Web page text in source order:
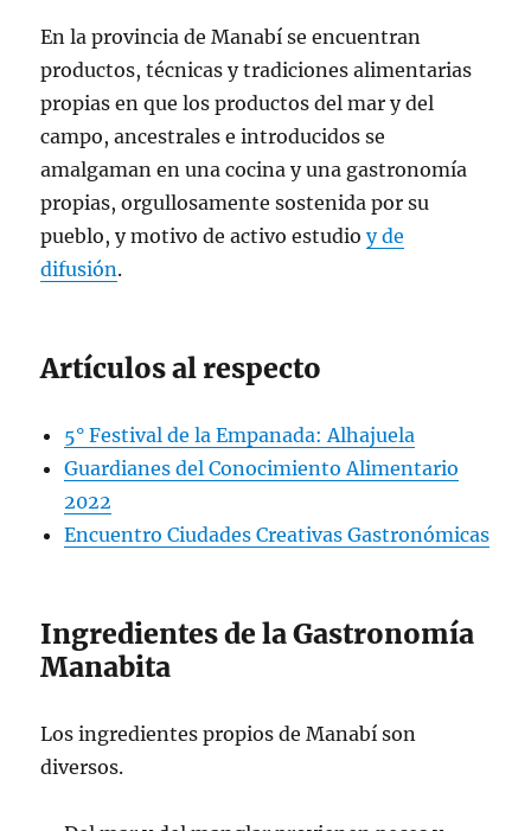
En la provincia de Manabí se encuentran
productos, técnicas y tradiciones alimentarias
propias en que los productos del mar y del
campo, ancestrales e introducidos se
amalgaman en una cocina y una gastronomía
propias, orgullosamente sostenida por su
pueblo, y motivo de activo estudioy de
difusión.
Artículos al respecto
5° Festival de la Empanada: Alhajuela
Guardianes del Conocimiento Alimentario
2022
Encuentro Ciudades Creativas Gastronómicas
Ingredientes de la Gastronomía
Manabita
Los ingredientes propios de Manabí son
diversos.